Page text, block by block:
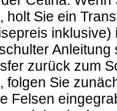
holt Sie ein
zurück zum
folgen Sie
Felsen